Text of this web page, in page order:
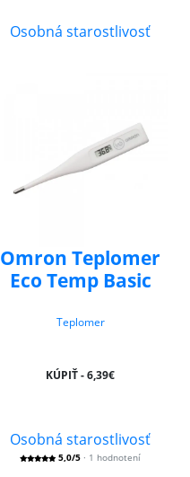
Osobná starostlivosť
Omron Teplomer
Eco Temp Basic
Teplomer
KÚPIŤ - 6,39€
Osobná starostlivosť
5,0/5 · 1 hodnotení